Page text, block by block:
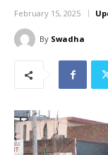
February 15, 2025
By Swadha